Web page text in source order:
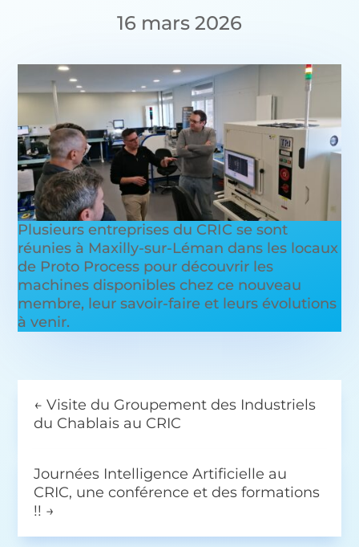
16 mars 2026
Plusieurs entreprises du CRIC se sont
réunies à Maxilly-sur-Léman dans les locaux
de Proto Process pour découvrir les
machines disponibles chez ce nouveau
membre, leur savoir-faire et leurs évolutions
à venir.
←Visite du Groupement des Industriels
du Chablais au CRIC
Journées Intelligence Artificielle au
CRIC, une conférence et des formations
!! →